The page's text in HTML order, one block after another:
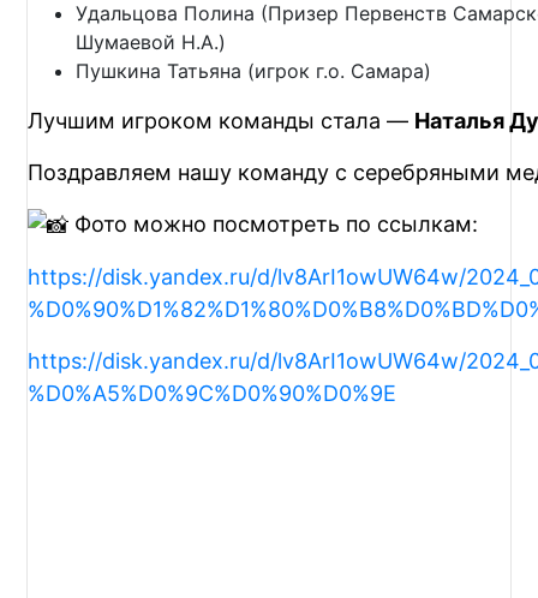
Удальцова Полина (Призер Первенств
Шумаевой Н.А.)
Пушкина Татьяна (игрок г.о. Самара)
Лучшим игроком команды стала — Наталья
Поздравляем нашу команду с серебряными
Фото можно посмотреть по ссылкам:
https://disk.yandex.ru/d/lv8ArI1owUW64w/
https://disk.yandex.ru/d/lv8ArI1owUW64w/
%D0%A5%D0%9C%D0%90%D0%9E